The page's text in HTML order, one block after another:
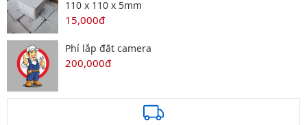
110 x 110 x 5mm
15,000đ
Phí lắp đặt camera
200,000đ